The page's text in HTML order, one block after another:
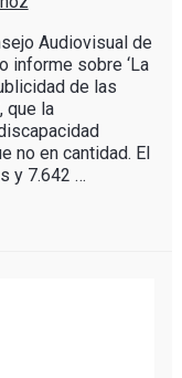
Audiovisual de
informe sobre ‘La
de las
que la
no en cantidad. El
y 7.642 …